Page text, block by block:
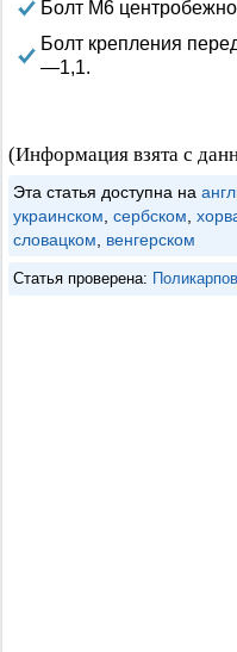
Болт М6
Болт крепления
—1,1.
(Информация взята с
Эта статья доступна на
украинском сербском
словацком
венгерском
Статья проверена: